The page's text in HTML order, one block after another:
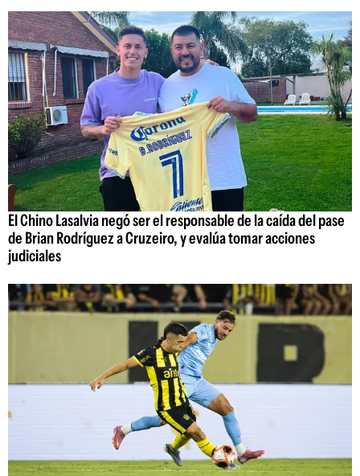
El Chino Lasalvia negó ser el responsable de la caída del pase
de Brian Rodríguez a Cruzeiro, y evalúa tomar acciones
judiciales